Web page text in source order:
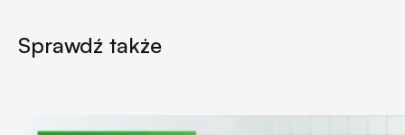
Sprawdź także